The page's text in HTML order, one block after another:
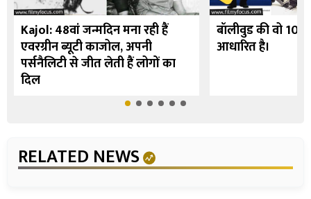
Kajol: 48वां जन्मदिन मना रही हैं
एवरग्रीन ब्यूटी काजोल, अपनी
पर्सनैलिटी से जीत लेती हैं लोगों का
दिल
बॉलीवुड की वो 10
आधारित है।
RELATED NEWS